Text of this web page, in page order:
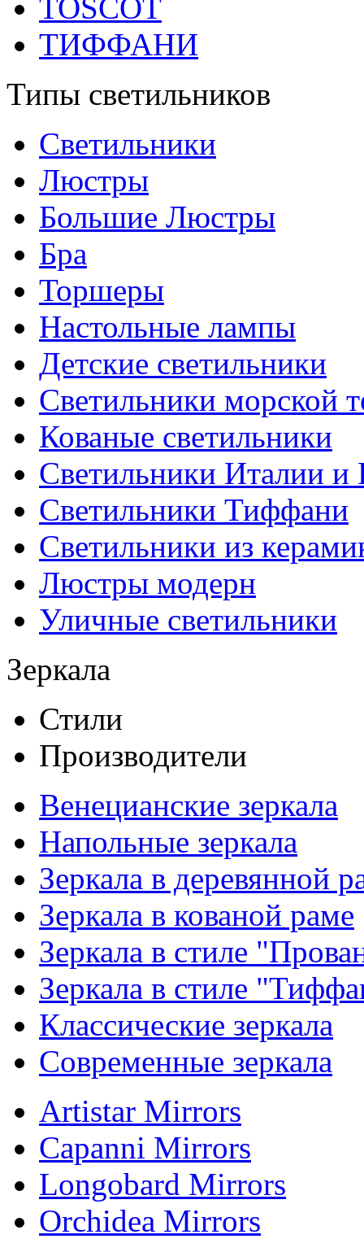
TOSCOT
ТИФФАНИ
Типы светильников
Светильники
Люстры
Большие Люстры
Бра
Торшеры
Настольные лампы
Детские светильники
Светильники морской
Кованые светильники
Светильники Италии и
Светильники Тиффани
Светильники из
Люстры модерн
Уличные светильники
Зеркала
Стили
Производители
Венецианские зеркала
Напольные зеркала
Зеркала в деревянной
Зеркала в кованой раме
Зеркала в стиле
Зеркала в стиле
Классические зеркала
Современные зеркала
Artistar Mirrors
Capanni Mirrors
Longobard Mirrors
Orchidea Mirrors